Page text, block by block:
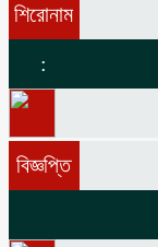
শিরোনাম
:
বিজ্ঞপ্তি